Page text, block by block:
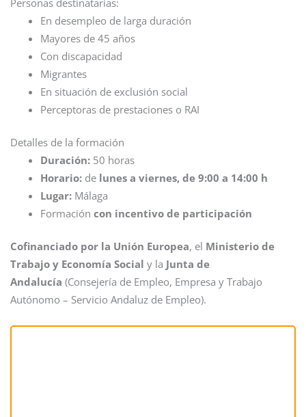
Personas destinatarias:
En desempleo de larga duración
Mayores de 45 años
Con discapacidad
Migrantes
En situación de exclusión social
Perceptoras de prestaciones o RAI
Detalles de la formación
Duración:50 horas
Horario:de lunes a viernes, de 9:00 a 14:00 h
Lugar:Málaga
Formación con incentivo de participación
Cofinanciado por la Unión Europea, el Ministerio de
Trabajo y Economía Social y la Junta de
Andalucía (Consejería de Empleo, Empresa y Trabajo
Autónomo – Servicio Andaluz de Empleo).